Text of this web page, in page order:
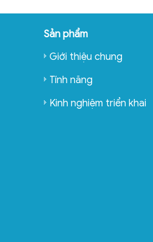
Sản phẩm
Giới thiệu chung
Tính năng
Kinh nghiệm triển khai